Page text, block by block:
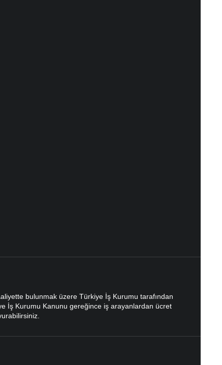
bulunmak üzere Türkiye İş Kurumu tarafından
İş Kurumu Kanunu gereğince iş arayanlardan ücret